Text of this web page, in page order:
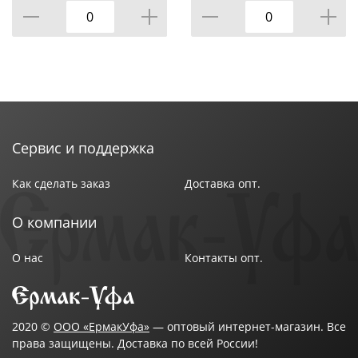
Сервис и поддержка
Как сделать заказ Доставка опт.
О компании
О нас Контакты опт.
2020 © ООО «ЕрмакУфа» — оптовый интернет-магазин. Все
права защищены. Доставка по всей России!